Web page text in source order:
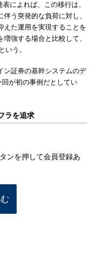
によれば、この移行は、
う突発的な負荷に対し、
えた運用を実現することを
強する場合と比較して、
いう。
証券の基幹システムのデ
が初の事例だとしてい
ラを追求
ンを押して会員登録あ